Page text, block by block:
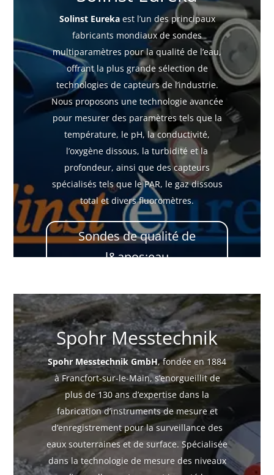
Solinst Eurekaest l’un des principaux
fabricants mondiaux de sondes
multiparamètres pour la qualité de l’eau,
offrant la plus grande sélection de
technologies de capteurs de l’industrie.
Nous proposons une technologie avancée
pour mesurer des paramètres tels que la
température, le pH, la conductivité,
l’oxygène dissous, la turbidité et la
profondeur, ainsi que des capteurs
spécialisés tels que le PAR, le gaz dissous
total et divers fluoromètres.
Sondes de qualité de
l&apos;eau
Spohr Messtechnik
Spohr Messtechnik GmbH, fondée en 1884
à Francfort-sur-le-Main, s’enorgueillit de
plus de 130 ans d’expertise dans la
fabrication d’instruments de mesure et
d’enregistrement pour la surveillance des
eaux souterraines et de surface. Spécialisée
dans la technologie de mesure des niveaux